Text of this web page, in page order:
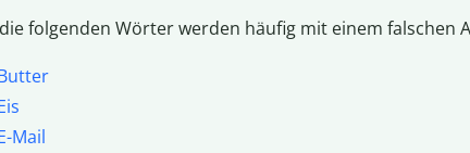
folgenden Wörter werden häufig mit einem falschen
Mail